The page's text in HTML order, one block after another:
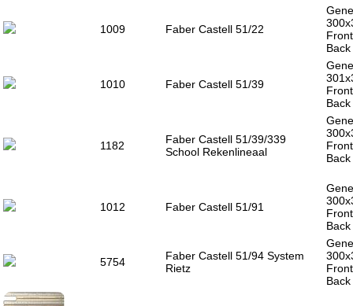
1009 Faber Castell 51/22
1010 Faber Castell 51/39
1182
Faber Castell 51/39/339
School Rekenlineaal
1012 Faber Castell 51/91
5754
Faber Castell 51/94 System
Rietz